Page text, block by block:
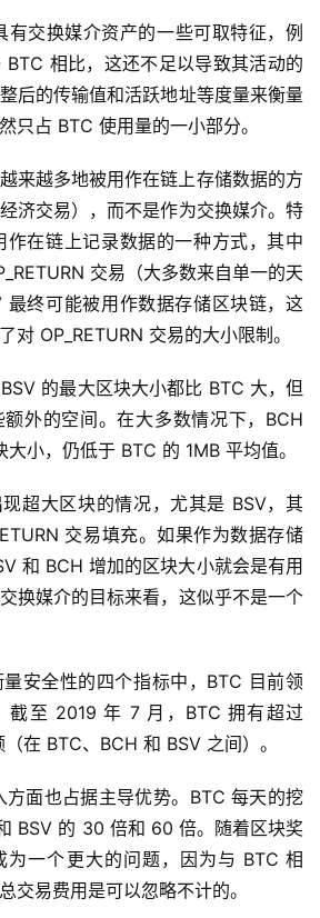
有交换媒介资产的一些可取特征，例
BTC 相比，这还不足以导致其活动的
后的传输值和活跃地址等度量来衡量
来越多地被用作在链上存储数据的方
济交易），而不是作为交换媒介。特
作在链上记录数据的一种方式，其中
交易（大多数来自单一的天
终可能被用作数据存储区块链，这
的最大区块大小都比 BTC 大，但
外的空间。在大多数情况下，BCH
超大区块的情况，尤其是 BSV，其
交易填充。如果作为数据存储
和 BCH 增加的区块大小就会是有用
换媒介的目标来看，这似乎不是一个
安全性的四个指标中，BTC 目前领
截至 2019 年 7 月，BTC 拥有超过
面也占据主导优势。BTC 每天的挖
BSV 的 30 倍和 60 倍。随着区块奖
一个更大的问题，因为与 BTC 相